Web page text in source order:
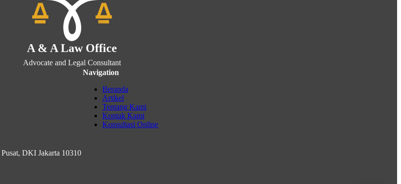
A & A Law Office
Advocate and Legal Consultant
Navigation
Beranda
Artikel
Tentang Kami
Kontak Kami
Konsultasi Online
DKI Jakarta 10310